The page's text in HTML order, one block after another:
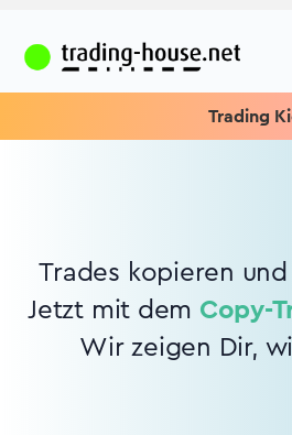
Trading
Trades kopieren
Jetzt mit dem Copy-
Wir zeigen Dir,